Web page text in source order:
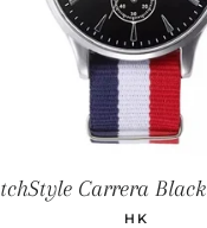
Carrera Black
HK